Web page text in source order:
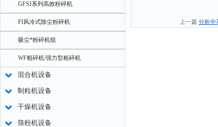
GFSJ系列高效粉碎机
FI风冷式除尘粉碎机
吸尘*粉碎机组
WF粗碎机/强力型粗碎机
混合机设备
制粒机设备
干燥机设备
筛粉机设备
上一篇分析中